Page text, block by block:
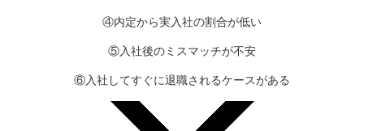
④内定から実入社の割合が低い
⑤入社後のミスマッチが不安
⑥入社してすぐに退職されるケースがある